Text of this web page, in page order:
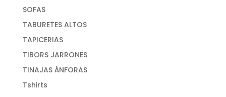
SOFAS
TABURETES ALTOS
TAPICERIAS
TIBORS JARRONES
TINAJAS ÁNFORAS
Tshirts